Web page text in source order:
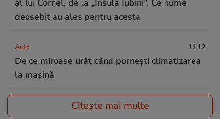
al lui Cornel, de la „Insula Iubirii”. Ce nume
deosebit au ales pentru acesta
Auto 14:12
De ce miroase urât când pornești climatizarea
la mașină
Citește mai multe